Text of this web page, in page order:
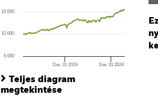
The chart has 1 X axis displaying Time.
The chart has 1 Y axis displaying values.
Dec 31 2019 Dec 31 2024
5 000
10 000
15 000
Teljes diagram
megtekintése